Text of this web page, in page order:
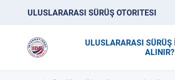
ULUSLARARASI SÜRÜŞ OTORITESI
ULUSLARARASI
ALINIR?